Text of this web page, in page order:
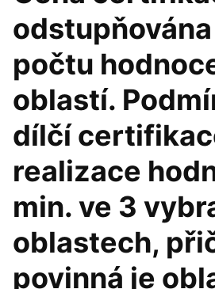
počtu
oblastí.
dílčí
realizace
min. ve 3
oblastech,
povinná je